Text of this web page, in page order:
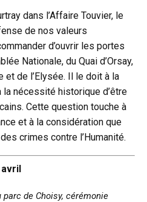
dans l’Affaire Touvier, le
de nos valeurs
d’ouvrir les portes
Nationale, du Quai d’Orsay,
de l’Elysée. Il le doit à la
nécessité historique d’être
Cette question touche à
et à la considération que
crimes contre l’Humanité.
avril
de Choisy, cérémonie